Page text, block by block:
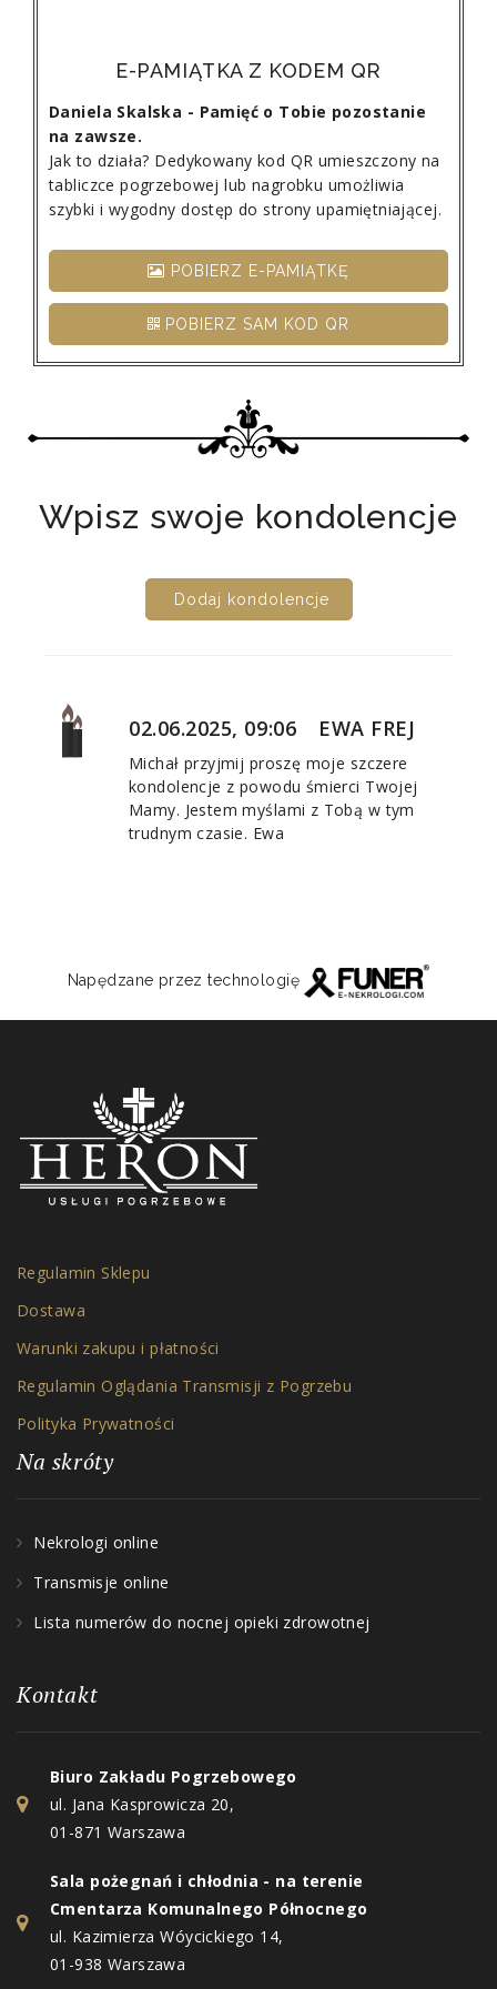
E-PAMIĄTKA Z KODEM QR
Daniela Skalska - Pamięć o Tobie pozostanie
na zawsze.
Jak to działa? Dedykowany kod QR umieszczony na
tabliczce pogrzebowej lub nagrobku umożliwia
szybki i wygodny dostęp do strony upamiętniającej.
POBIERZ E-PAMIĄTKĘ
POBIERZ SAM KOD QR
Wpisz swoje kondolencje
Dodaj kondolencje
EWA FREJ
02.06.2025, 09:06
Michał przyjmij proszę moje szczere
kondolencje z powodu śmierci Twojej
Mamy. Jestem myślami z Tobą w tym
trudnym czasie. Ewa
Napędzane przez technologię
Regulamin Sklepu
Dostawa
Warunki zakupu i płatności
Regulamin Oglądania Transmisji z Pogrzebu
Polityka Prywatności
Na skróty
Nekrologi online
Transmisje online
Lista numerów do nocnej opieki zdrowotnej
Kontakt
Biuro Zakładu Pogrzebowego
ul. Jana Kasprowicza 20,
01-871 Warszawa
Sala pożegnań i chłodnia - na terenie
Cmentarza Komunalnego Północnego
ul. Kazimierza Wóycickiego 14,
01-938 Warszawa